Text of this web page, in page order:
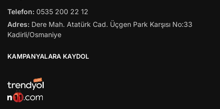
Telefon: 0535 200 22 12
Adres: Dere Mah. Atatürk Cad. Üçgen Park Karşısı No:33
Kadirli/Osmaniye
KAMPANYALARA KAYDOL